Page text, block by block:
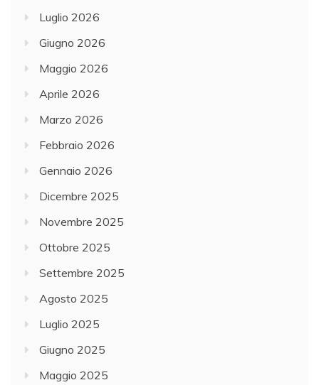
Luglio 2026
Giugno 2026
Maggio 2026
Aprile 2026
Marzo 2026
Febbraio 2026
Gennaio 2026
Dicembre 2025
Novembre 2025
Ottobre 2025
Settembre 2025
Agosto 2025
Luglio 2025
Giugno 2025
Maggio 2025